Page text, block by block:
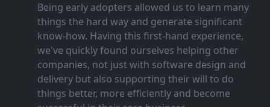
Being early adopters allowed us to learn many
things the hard way and generate significant
know‑how. Having this first‑hand experience,
we've quickly found ourselves helping other
companies, not just with software design and
delivery but also supporting their will to do
things better, more efficiently and become